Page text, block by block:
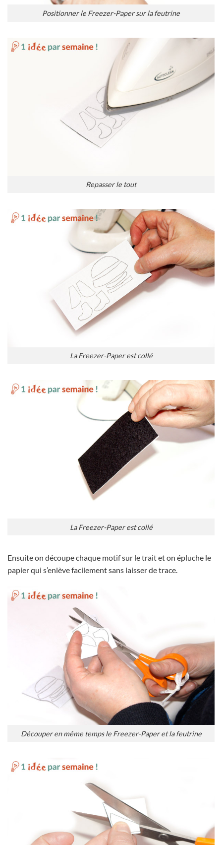
Positionner le Freezer-Paper sur la feutrine
Repasser le tout
La Freezer-Paper est collé
La Freezer-Paper est collé
Ensuite on découpe chaque motif sur le trait et on épluche le
papier qui s’enlève facilement sans laisser de trace.
Découper en même temps le Freezer-Paper et la feutrine